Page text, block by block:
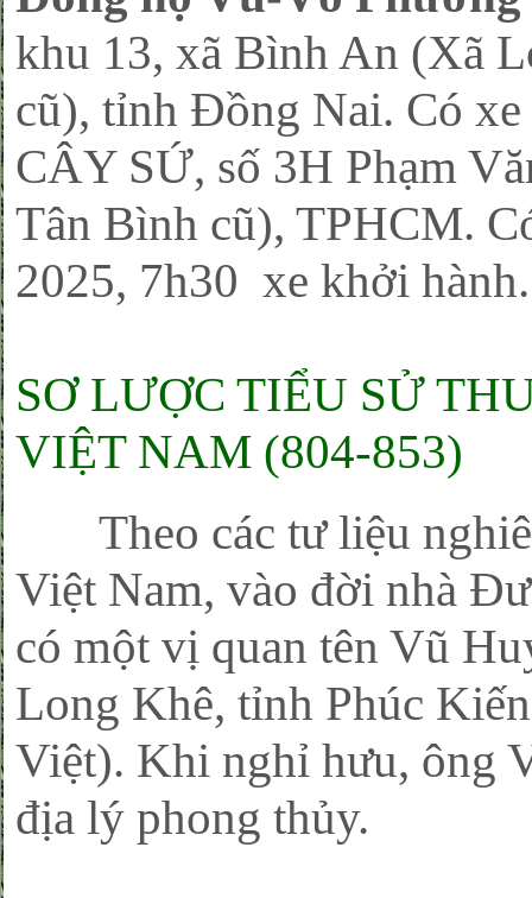
khu 13, xã Bình An (Xã
cũ), tỉnh Đồng Nai. Có
CÂY SỨ, số 3H Phạm
Tân Bình cũ), TPHCM.
2025, 7h30 xe khởi
SƠ LƯỢC TIỂU SỬ
VIỆT NAM (804-853)
Theo các tư liệu
Việt Nam, vào đời nhà
có một vị quan tên Vũ
Long Khê, tỉnh Phúc
Việt). Khi nghỉ hưu, ông
địa lý phong thủy.